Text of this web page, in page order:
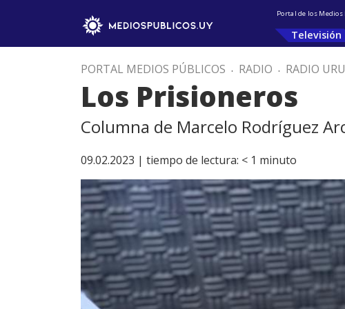
Portal de los
Televisión
PORTAL MEDIOS PÚBLICOS . RADIO . RADIO
Los Prisioneros
Columna de Marcelo Rodríguez
09.02.2023 | tiempo de lectura: < 1 minuto